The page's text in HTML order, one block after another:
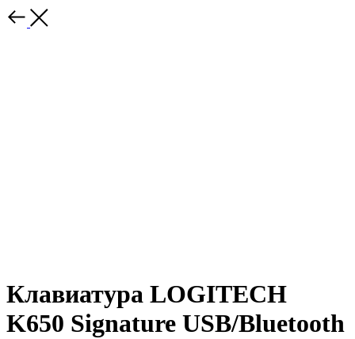
Клавиатура LOGITECH
K650 Signature USB/Bluetooth